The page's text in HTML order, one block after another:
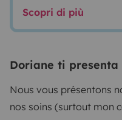
Scopri di più
Doriane ti presenta
Nous vous présentons
nos soins (surtout mon